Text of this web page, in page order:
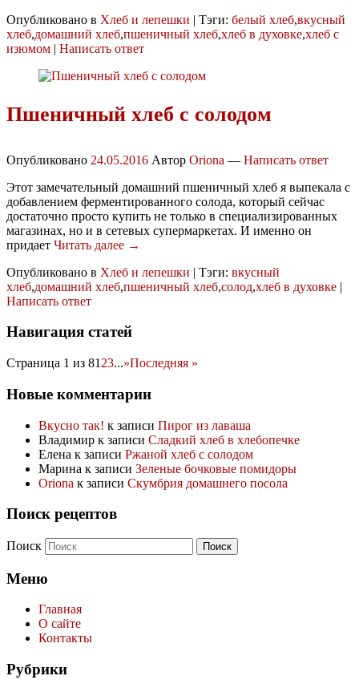
Опубликовано в Хлеб и лепешки | Тэги: белый хлеб,вкусный
хлеб,домашний хлеб,пшеничный хлеб,хлеб в духовке,хлеб с
изюмом | Написать ответ
Пшеничный хлеб с солодом
Опубликовано 24.05.2016 Автор Oriona — Написать ответ
Этот замечательный домашний пшеничный хлеб я выпекала с
добавлением ферментированного солода, который сейчас
достаточно просто купить не только в специализированных
магазинах, но и в сетевых супермаркетах. И именно он
придает Читать далее →
Опубликовано в Хлеб и лепешки | Тэги: вкусный
хлеб,домашний хлеб,пшеничный хлеб,солод,хлеб в духовке |
Написать ответ
Навигация статей
Страница 1 из 81 23...»Последняя »
Новые комментарии
Вкусно так! к записи Пирог из лаваша
Владимир к записи Сладкий хлеб в хлебопечке
Елена к записи Ржаной хлеб с солодом
Марина к записи Зеленые бочковые помидоры
Oriona к записи Скумбрия домашнего посола
Поиск рецептов
Поиск
Меню
Главная
О сайте
Контакты
Рубрики